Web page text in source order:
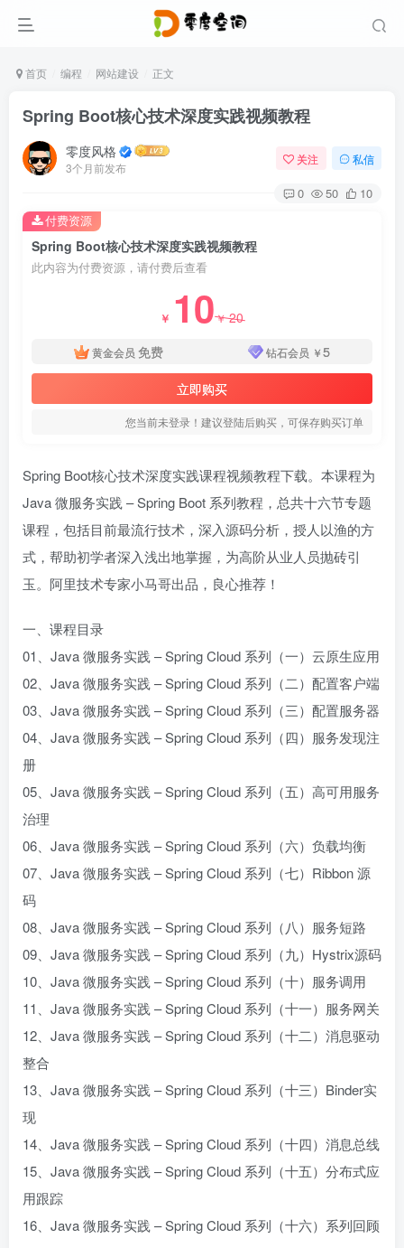
首页 编程 网站建设 正文
Spring Boot核心技术深度实践视频教程
零度风格
3个月前发布
关注 私信
0 50 10
Spring Boot核心技术深度实践视频教程
此内容为付费资源，请付费后查看
￥ 10￥20
黄金会员 免费 钻石会员 ￥5
立即购买
您当前未登录！建议登陆后购买，可保存购买订单
付费资源
Spring Boot核心技术深度实践课程视频教程下载。本课程为
Java 微服务实践 – Spring Boot 系列教程，总共十六节专题
课程，包括目前最流行技术，深入源码分析，授人以渔的方
式，帮助初学者深入浅出地掌握，为高阶从业人员抛砖引
玉。阿里技术专家小马哥出品，良心推荐！
一、课程目录
01、Java 微服务实践 – Spring Cloud 系列（一）云原生应用
02、Java 微服务实践 – Spring Cloud 系列（二）配置客户端
03、Java 微服务实践 – Spring Cloud 系列（三）配置服务器
04、Java 微服务实践 – Spring Cloud 系列（四）服务发现注
册
05、Java 微服务实践 – Spring Cloud 系列（五）高可用服务
治理
06、Java 微服务实践 – Spring Cloud 系列（六）负载均衡
07、Java 微服务实践 – Spring Cloud 系列（七）Ribbon 源
码
08、Java 微服务实践 – Spring Cloud 系列（八）服务短路
09、Java 微服务实践 – Spring Cloud 系列（九）Hystrix源码
10、Java 微服务实践 – Spring Cloud 系列（十）服务调用
11、Java 微服务实践 – Spring Cloud 系列（十一）服务网关
12、Java 微服务实践 – Spring Cloud 系列（十二）消息驱动
整合
13、Java 微服务实践 – Spring Cloud 系列（十三）Binder实
现
14、Java 微服务实践 – Spring Cloud 系列（十四）消息总线
15、Java 微服务实践 – Spring Cloud 系列（十五）分布式应
用跟踪
16、Java 微服务实践 – Spring Cloud 系列（十六）系列回顾